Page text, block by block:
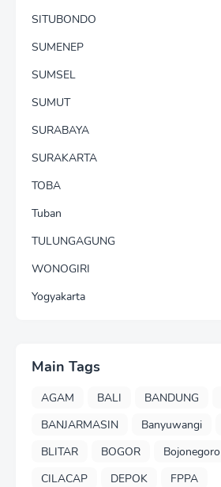
SITUBONDO
SUMENEP
SUMSEL
SUMUT
SURABAYA
SURAKARTA
TOBA
Tuban
TULUNGAGUNG
WONOGIRI
Yogyakarta
Main Tags
AGAM BALI BANDUNG
BANJARMASIN
Banyuwangi
BLITAR
BOGOR Bojonegoro
CILACAP
DEPOK
FPPA